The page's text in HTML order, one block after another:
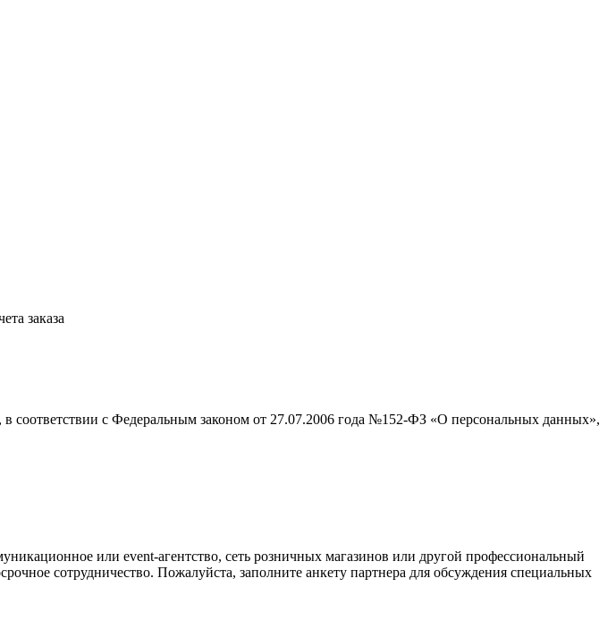
заказа
соответствии с Федеральным законом от 27.07.2006 года №152-ФЗ «О персональных данных»,
или event-агентство, сеть розничных магазинов или другой профессиональный
сотрудничество. Пожалуйста, заполните анкету партнера для обсуждения специальных